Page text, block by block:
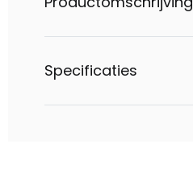
Specificaties